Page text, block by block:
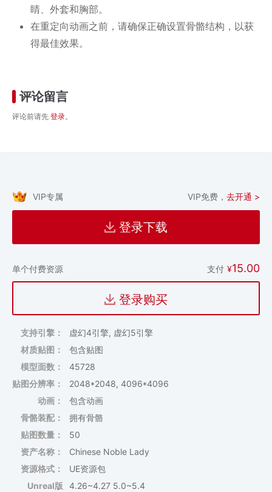
睛、外套和胸部。
在重定向动画之前，请确保正确设置骨骼结构，以获
得最佳效果。
评论留言
评论前请先 登录。
VIP专属 VIP免费， 去开通 >
登录下载
单个付费资源 支付 ¥15.00
登录购买
支持引擎：
虚幻4引擎, 虚幻5引擎
材质贴图：
包含贴图
模型面数：
45728
贴图分辨率：
2048*2048, 4096*4096
动画：
包含动画
骨骼装配：
拥有骨骼
贴图数量：
50
资产名称：
Chinese Noble Lady
资源格式：
UE资源包
Unreal版
4.26~4.27 5.0~5.4